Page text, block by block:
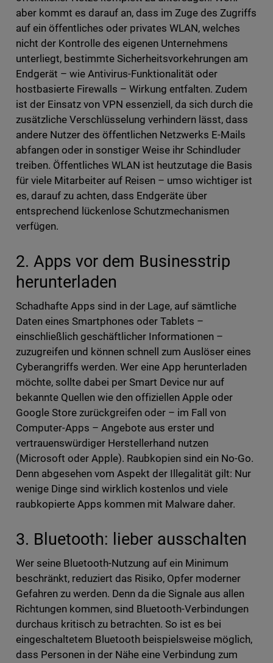
aber kommt es darauf an, dass im Zuge des Zugriffs
auf ein öffentliches oder privates WLAN, welches
nicht der Kontrolle des eigenen Unternehmens
unterliegt, bestimmte Sicherheitsvorkehrungen am
Endgerät – wie Antivirus-Funktionalität oder
hostbasierte Firewalls – Wirkung entfalten. Zudem
ist der Einsatz von VPN essenziell, da sich durch die
zusätzliche Verschlüsselung verhindern lässt, dass
andere Nutzer des öffentlichen Netzwerks E-Mails
abfangen oder in sonstiger Weise ihr Schindluder
treiben. Öffentliches WLAN ist heutzutage die Basis
für viele Mitarbeiter auf Reisen – umso wichtiger ist
es, darauf zu achten, dass Endgeräte über
entsprechend lückenlose Schutzmechanismen
verfügen.
2. Apps vor dem Businesstrip
herunterladen
Schadhafte Apps sind in der Lage, auf sämtliche
Daten eines Smartphones oder Tablets –
einschließlich geschäftlicher Informationen –
zuzugreifen und können schnell zum Auslöser eines
Cyberangriffs werden. Wer eine App herunterladen
möchte, sollte dabei per Smart Device nur auf
bekannte Quellen wie den offiziellen Apple oder
Google Store zurückgreifen oder – im Fall von
Computer-Apps – Angebote aus erster und
vertrauenswürdiger Herstellerhand nutzen
(Microsoft oder Apple). Raubkopien sind ein No-Go.
Denn abgesehen vom Aspekt der Illegalität gilt: Nur
wenige Dinge sind wirklich kostenlos und viele
raubkopierte Apps kommen mit Malware daher.
3. Bluetooth: lieber ausschalten
Wer seine Bluetooth-Nutzung auf ein Minimum
beschränkt, reduziert das Risiko, Opfer moderner
Gefahren zu werden. Denn da die Signale aus allen
Richtungen kommen, sind Bluetooth-Verbindungen
durchaus kritisch zu betrachten. So ist es bei
eingeschaltetem Bluetooth beispielsweise möglich,
dass Personen in der Nähe eine Verbindung zum